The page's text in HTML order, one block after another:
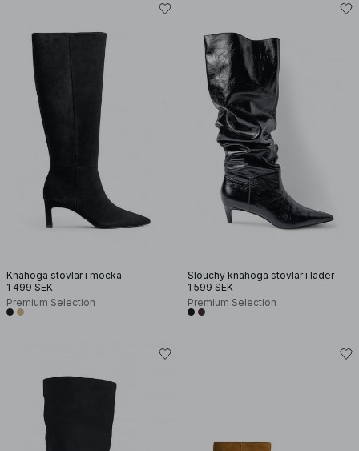
Knähöga stövlar i mocka
1 499 SEK
Premium Selection
Slouchy knähöga stövlar i läder
1 599 SEK
Premium Selection